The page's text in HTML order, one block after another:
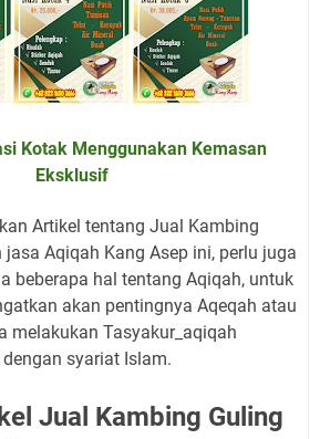
Kotak Menggunakan Kemasan
Eksklusif
Artikel tentang Jual Kambing
Aqiqah Kang Asep ini, perlu juga
beberapa hal tentang Aqiqah, untuk
akan pentingnya Aqeqah atau
melakukan Tasyakur_aqiqah
syariat Islam.
Jual Kambing Guling